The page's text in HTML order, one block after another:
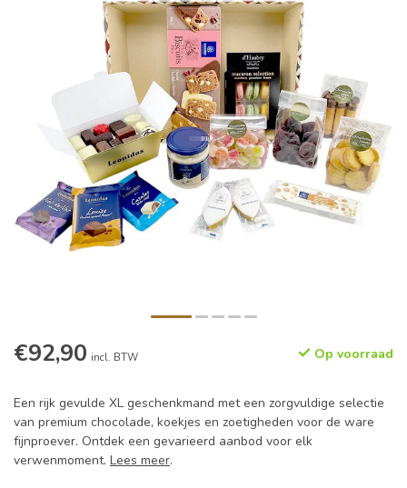
€92,90 incl. BTW Op voorraad
Een rijk gevulde XL geschenkmand met een zorgvuldige selectie
van premium chocolade, koekjes en zoetigheden voor de ware
fijnproever. Ontdek een gevarieerd aanbod voor elk
verwenmoment. Lees meer.